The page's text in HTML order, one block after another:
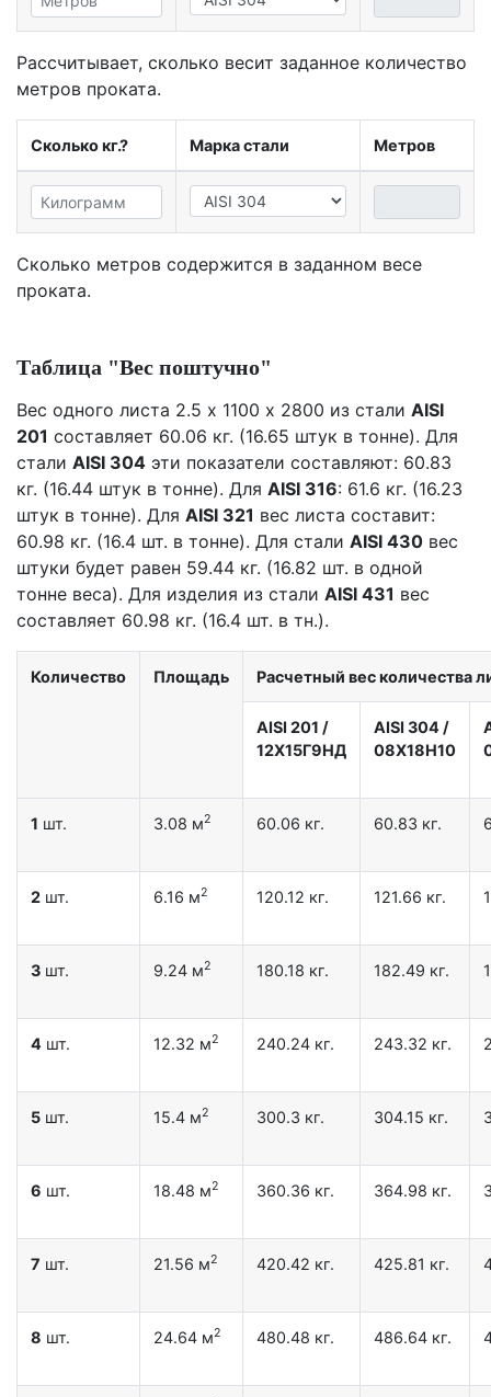
Рассчитывает, сколько весит заданное количество
метров проката.
Сколько кг.? Марка стали Метров
Сколько метров содержится в заданном весе
проката.
Таблица "Вес поштучно"
Вес одного листа 2.5 х 1100 х 2800 из стали AISI
201 составляет 60.06 кг. (16.65 штук в тонне). Для
стали AISI 304 эти показатели составляют: 60.83
кг. (16.44 штук в тонне). Для AISI 316: 61.6 кг. (16.23
штук в тонне). Для AISI 321 вес листа составит:
60.98 кг. (16.4 шт. в тонне). Для стали AISI 430 вес
штуки будет равен 59.44 кг. (16.82 шт. в одной
тонне веса). Для изделия из стали AISI 431 вес
составляет 60.98 кг. (16.4 шт. в тн.).
Количество Площадь Расчетный вес количества
AISI 201 /
12X15Г9НД
AISI 304 /
08Х18Н10
1 шт. 3.08 м2 60.06 кг. 60.83 кг.
2 шт. 6.16 м2 120.12 кг. 121.66 кг.
3 шт. 9.24 м2 180.18 кг. 182.49 кг.
4 шт. 12.32 м2 240.24 кг. 243.32 кг.
5 шт. 15.4 м2 300.3 кг. 304.15 кг.
6 шт. 18.48 м2 360.36 кг. 364.98 кг.
7 шт. 21.56 м2 420.42 кг. 425.81 кг.
8 шт. 24.64 м2 480.48 кг. 486.64 кг.